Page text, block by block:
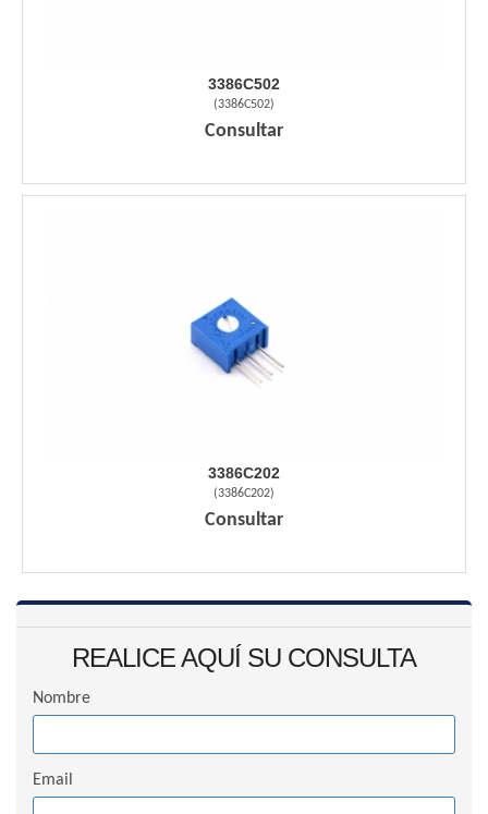
3386C502
(3386C502)
Consultar
3386C202
(3386C202)
Consultar
REALICE AQUÍ SU CONSULTA
Nombre
Email